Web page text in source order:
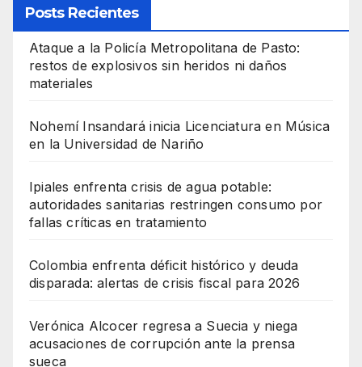
Posts Recientes
Ataque a la Policía Metropolitana de Pasto:
restos de explosivos sin heridos ni daños
materiales
Nohemí Insandará inicia Licenciatura en Música
en la Universidad de Nariño
Ipiales enfrenta crisis de agua potable:
autoridades sanitarias restringen consumo por
fallas críticas en tratamiento
Colombia enfrenta déficit histórico y deuda
disparada: alertas de crisis fiscal para 2026
Verónica Alcocer regresa a Suecia y niega
acusaciones de corrupción ante la prensa
sueca